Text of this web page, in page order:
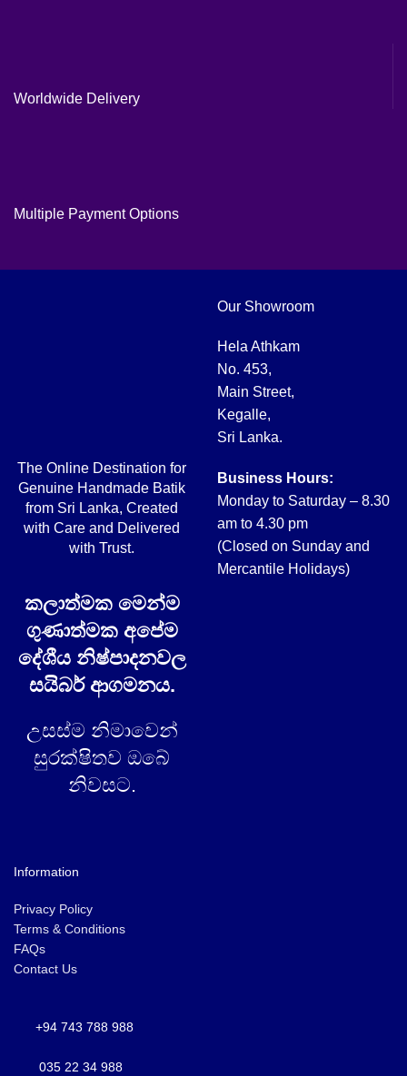
Worldwide Delivery
Multiple Payment Options
The Online Destination for
Genuine Handmade Batik
from Sri Lanka, Created
with Care and Delivered
with Trust.
කලාත්මක මෙන්ම
ගුණාත්මක අපේම
දේශීය නිෂ්පාදනවල
සයිබර් ආගමනය.
උසස්ම නිමාවෙන්
සුරක්ෂිතව ඔබේ
නිවසට.
Our Showroom
Hela Athkam
No. 453,
Main Street,
Kegalle,
Sri Lanka.
Business Hours:
Monday to Saturday – 8.30
am to 4.30 pm
(Closed on Sunday and
Mercantile Holidays)
Information
Privacy Policy
Terms & Conditions
FAQs
Contact Us
+94 743 788 988
035 22 34 988